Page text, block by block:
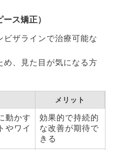
ス矯正）
ビザラインで治療可能な
め、見た目が気になる方
メリット
動かす
やワイ
効果的で持続的
な改善が期待で
きる